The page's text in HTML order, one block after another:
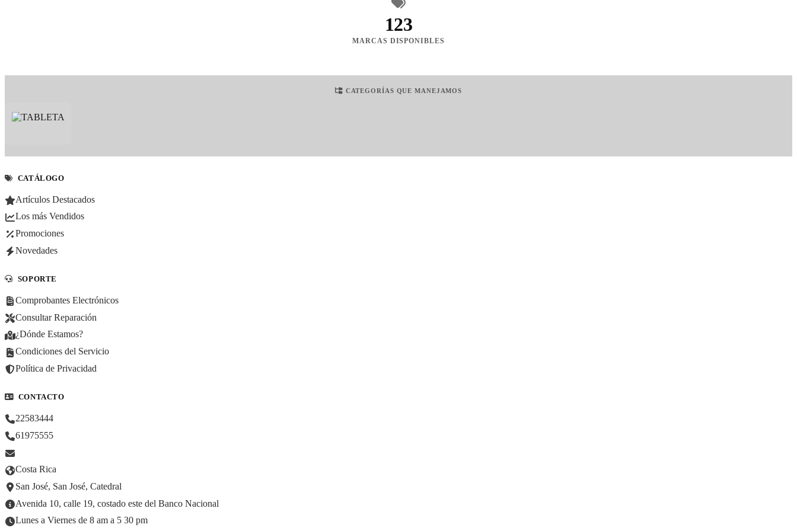
123
MARCAS DISPONIBLES
CATEGORÍAS QUE MANEJAMOS
CATÁLOGO
Artículos Destacados
Los más Vendidos
Promociones
Novedades
SOPORTE
Comprobantes Electrónicos
Consultar Reparación
¿Dónde Estamos?
Condiciones del Servicio
Política de Privacidad
CONTACTO
22583444
61975555
Costa Rica
San José, San José, Catedral
Avenida 10, calle 19, costado este del Banco Nacional
Lunes a Viernes de 8 am a 5 30 pm